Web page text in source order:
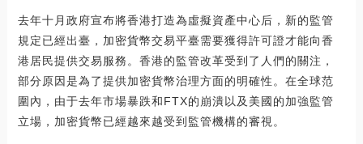
去年十月政府宣布將香港打造為虛擬資產中心后，新的監管
規定已經出臺，加密貨幣交易平臺需要獲得許可證才能向香
港居民提供交易服務。香港的監管改革受到了人們的關注，
部分原因是為了提供加密貨幣治理方面的明確性。在全球范
圍內，由于去年市場暴跌和FTX的崩潰以及美國的加強監管
立場，加密貨幣已經越來越受到監管機構的審視。